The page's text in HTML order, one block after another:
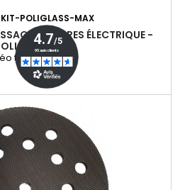
KIT-POLIGLASS-MAX
DE VITRES ÉLECTRIQUE -
technique